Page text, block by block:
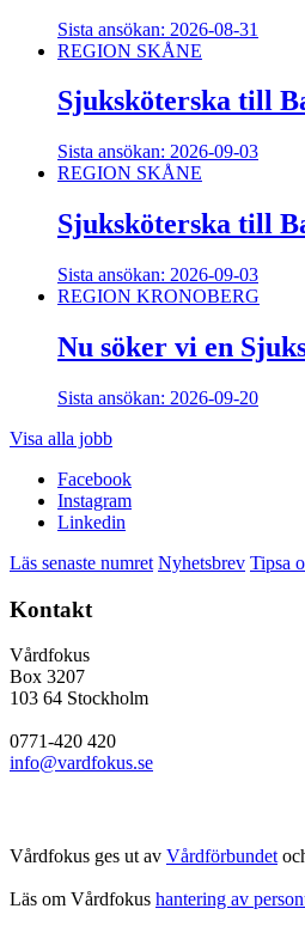
Sista ansökan: 2026-08-31
REGION SKÅNE
Sjuksköterska till
Sista ansökan: 2026-09-03
REGION SKÅNE
Sjuksköterska till
Sista ansökan: 2026-09-03
REGION KRONOBERG
Nu söker vi en
Sista ansökan: 2026-09-20
Visa alla jobb
Facebook
Instagram
Linkedin
Läs senaste numret Nyhetsbrev Tipsa
Kontakt
Vårdfokus
Box 3207
103 64 Stockholm
0771-420 420
info@vardfokus.se
Vårdfokus ges ut av Vårdförbundet
Läs om Vårdfokus hantering av